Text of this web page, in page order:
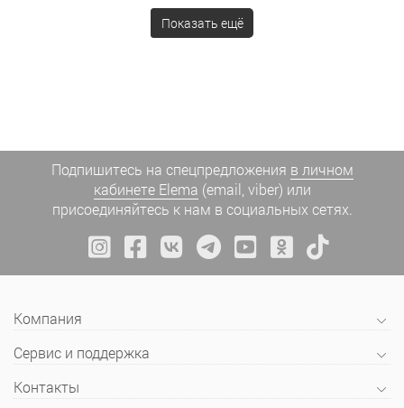
Показать ещё
Подпишитесь на спецпредложения в личном
кабинете Elema (email, viber) или
присоединяйтесь к нам в социальных сетях.
Компания
Сервис и поддержка
Контакты